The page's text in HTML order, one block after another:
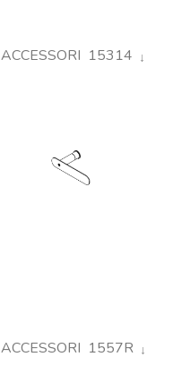
ACCESSORI 15314
ACCESSORI 1557R